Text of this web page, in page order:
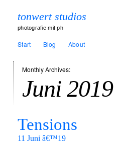
tonwert studios
photografie mit ph
Start Blog About
Monthly Archives:
Juni 2019
Tensions
11 Juni â€™19